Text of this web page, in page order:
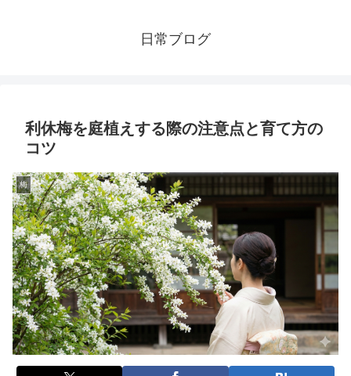
日常ブログ
利休梅を庭植えする際の注意点と育て方の
コツ
梅